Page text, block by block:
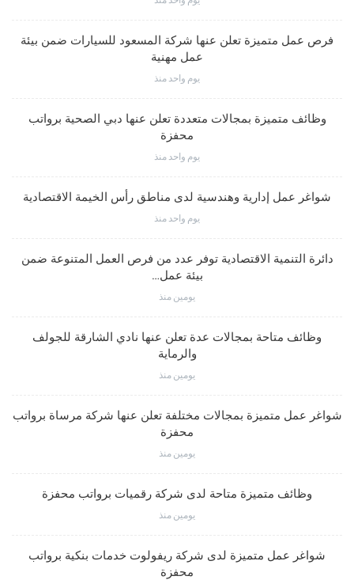
فرص عمل متميزة تعلن عنها شركة المسعود للسيارات ضمن بيئة
عمل مهنية
يوم واحد منذ
وظائف متميزة بمجالات متعددة تعلن عنها دبي الصحية برواتب
محفزة
يوم واحد منذ
شواغر عمل إدارية وهندسية لدى مناطق رأس الخيمة الاقتصادية
يوم واحد منذ
دائرة التنمية الاقتصادية توفر عدد من فرص العمل المتنوعة ضمن
بيئة عمل…
يومين منذ
وظائف متاحة بمجالات عدة تعلن عنها نادي الشارقة للجولف
والرماية
يومين منذ
شواغر عمل متميزة بمجالات مختلفة تعلن عنها شركة مرساة برواتب
محفزة
يومين منذ
وظائف متميزة متاحة لدى شركة رقميات برواتب محفزة
يومين منذ
شواغر عمل متميزة لدى شركة ريفولوت خدمات بنكية برواتب
محفزة